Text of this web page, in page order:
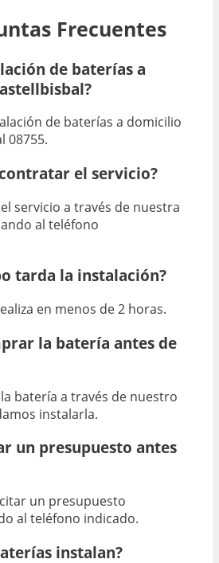
Frecuentes
de baterías a
de baterías a domicilio
08755.
el servicio?
servicio a través de nuestra
al teléfono
tarda la instalación?
en menos de 2 horas.
la batería antes de
batería a través de nuestro
instalarla.
un presupuesto antes
un presupuesto
al teléfono indicado.
instalan?